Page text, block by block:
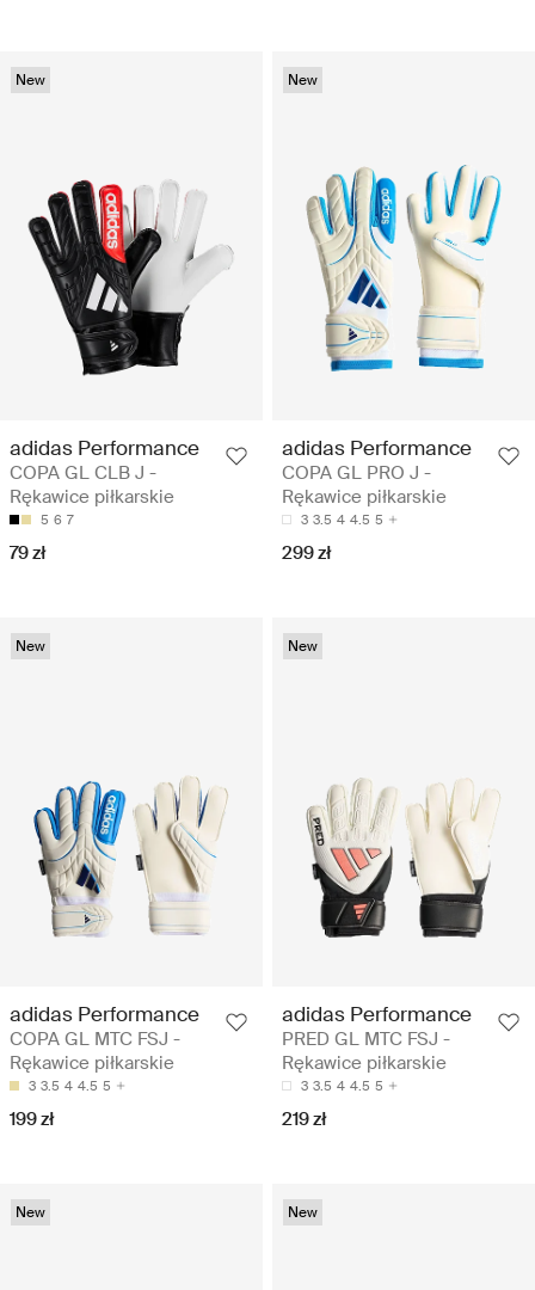
New
adidas Performance
COPA GL CLB J -
Rękawice piłkarskie
5 6 7
79 zł
New
adidas Performance
COPA GL PRO J -
Rękawice piłkarskie
3 3.5 4 4.5 5
299 zł
New
adidas Performance
COPA GL MTC FSJ -
Rękawice piłkarskie
3 3.5 4 4.5 5
199 zł
New
adidas Performance
PRED GL MTC FSJ -
Rękawice piłkarskie
3 3.5 4 4.5 5
219 zł
New New